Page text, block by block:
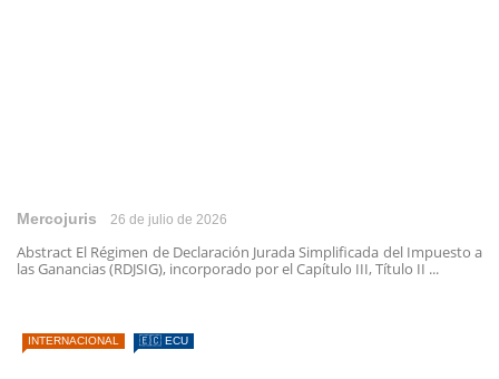
Mercojuris 26 de julio de 2026
Abstract El Régimen de Declaración Jurada Simplificada del Impuesto a
las Ganancias (RDJSIG), incorporado por el Capítulo III, Título II ...
INTERNACIONAL 🇪🇨 ECU